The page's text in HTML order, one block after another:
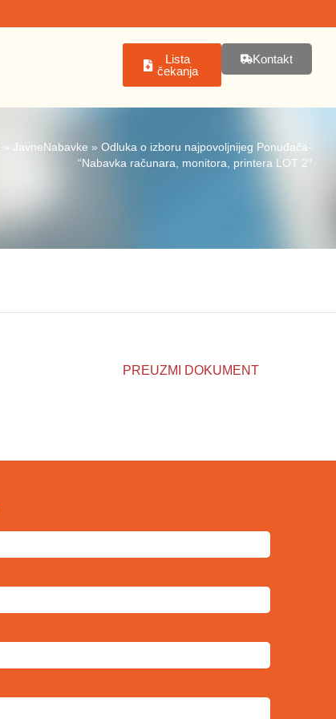
Lista
čekanja
Kontakt
» JavneNabavke » Odluka o izboru najpovoljnijeg Ponuđača-
“Nabavka računara, monitora, printera LOT 2″
PREUZMI DOKUMENT